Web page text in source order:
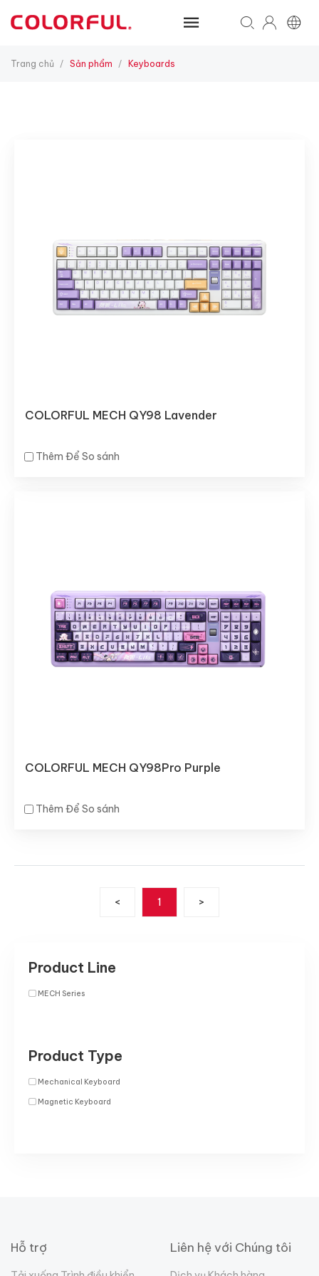
Trang chủ / Sản phẩm / Keyboards
COLORFUL MECH QY98 Lavender
Thêm Để So sánh
COLORFUL MECH QY98Pro Purple
Thêm Để So sánh
< 1 >
Product Line
MECH Series
Product Type
Mechanical Keyboard
Magnetic Keyboard
Hỗ trợ Liên hệ với Chúng tôi